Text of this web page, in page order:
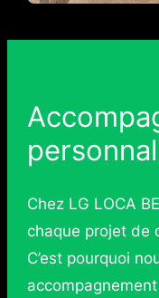
Chez LG LOCA
chaque projet de
C’est pourquoi